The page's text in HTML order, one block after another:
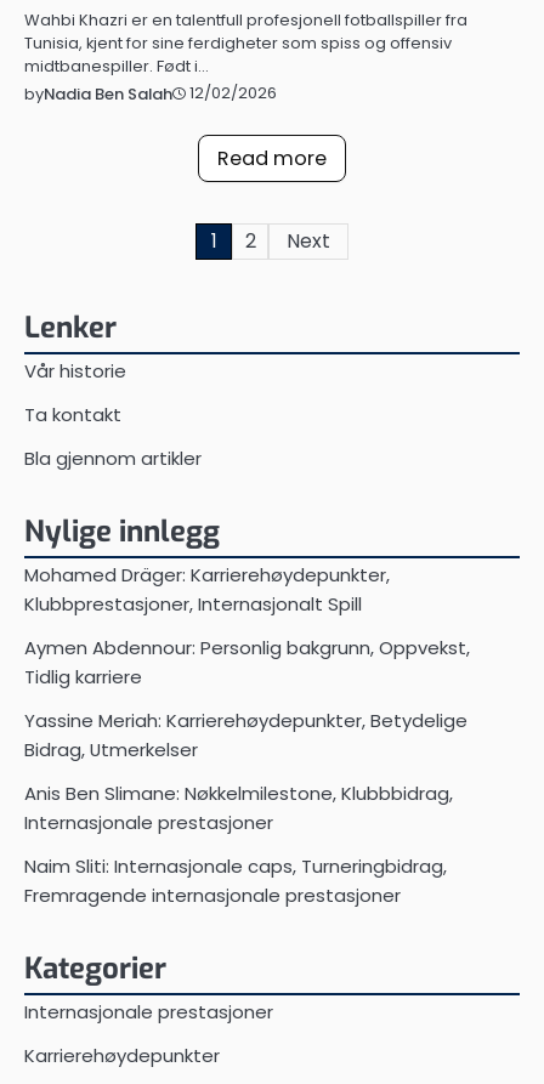
Wahbi Khazri er en talentfull profesjonell fotballspiller fra
Tunisia, kjent for sine ferdigheter som spiss og offensiv
midtbanespiller. Født i…
byNadia Ben Salah 12/02/2026
Read more
1 2 Next
Lenker
Vår historie
Ta kontakt
Bla gjennom artikler
Nylige innlegg
Mohamed Dräger: Karrierehøydepunkter,
Klubbprestasjoner, Internasjonalt Spill
Aymen Abdennour: Personlig bakgrunn, Oppvekst,
Tidlig karriere
Yassine Meriah: Karrierehøydepunkter, Betydelige
Bidrag, Utmerkelser
Anis Ben Slimane: Nøkkelmilestone, Klubbbidrag,
Internasjonale prestasjoner
Naim Sliti: Internasjonale caps, Turneringbidrag,
Fremragende internasjonale prestasjoner
Kategorier
Internasjonale prestasjoner
Karrierehøydepunkter